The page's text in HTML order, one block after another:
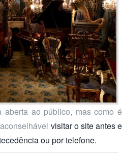
aberta ao público, mas como é
visitar o siteantes e
ou por telefone.